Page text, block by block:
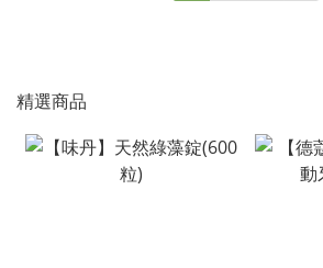
精選商品